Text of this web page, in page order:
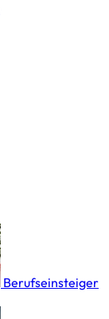
Berufseinsteiger